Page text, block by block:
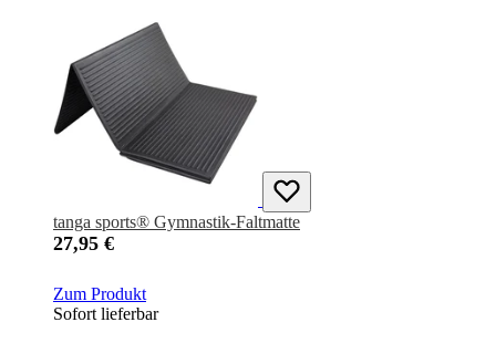
tanga sports® Gymnastik-Faltmatte
27,95 €
Zum Produkt
Sofort lieferbar